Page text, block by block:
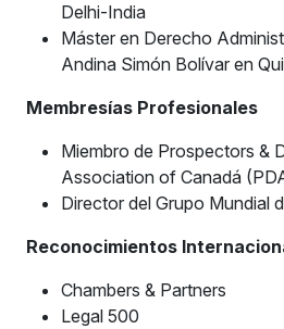
Delhi-India
Máster en Derecho
Andina Simón Bolívar en
Membresías Profesionales
Miembro de Prospectors &
Association of Canadá
Director del Grupo Mundial
Reconocimientos
Chambers & Partners
Legal 500